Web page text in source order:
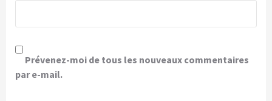
Prévenez-moi de tous les nouveaux commentaires
par e-mail.